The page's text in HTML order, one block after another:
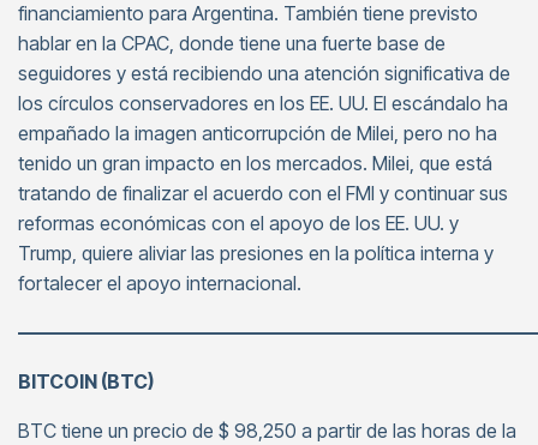
financiamiento para Argentina. También tiene previsto
hablar en la CPAC, donde tiene una fuerte base de
seguidores y está recibiendo una atención significativa de
los círculos conservadores en los EE. UU. El escándalo ha
empañado la imagen anticorrupción de Milei, pero no ha
tenido un gran impacto en los mercados. Milei, que está
tratando de finalizar el acuerdo con el FMI y continuar sus
reformas económicas con el apoyo de los EE. UU. y
Trump, quiere aliviar las presiones en la política interna y
fortalecer el apoyo internacional.
BITCOIN (BTC)
BTC tiene un precio de $ 98,250 a partir de las horas de la